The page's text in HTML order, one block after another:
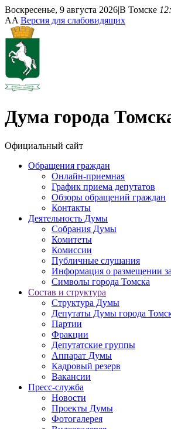
Воскресенье, 9 августа 2026|В Томске
AA Версия для слабовидящих
Дума города
Официальный сайт
Обращения граждан
Онлайн-приемная
График приема депутатов
Обзоры обращений граждан
Контакты
Деятельность Думы
Собрания Думы
Комитеты
Комиссии
Публичные слушания
Информация о размещении
Символы города Томска
Состав и структура
Структура Думы
Депутаты Думы города
Партии
Фракции
Депутатские группы
Аппарат Думы
Кадровый резерв
Вакансии
Пресс-служба
Новости
Проекты Думы
Фотогалерея